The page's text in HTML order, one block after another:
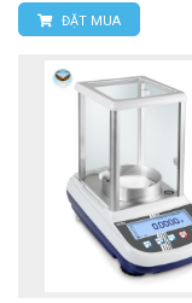
ĐẶT MUA